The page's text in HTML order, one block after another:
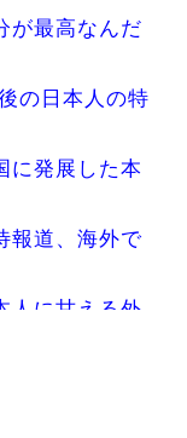
が最高なんだ
の日本人の特
に発展した本
報道、海外で
人に甘える外